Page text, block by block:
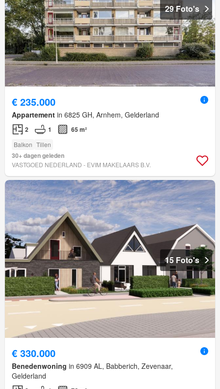
29 Foto's
€ 235.000
Appartement in 6825 GH, Arnhem, Gelderland
2 1 65 m²
Balkon Tillen
30+ dagen geleden
VASTGOED NEDERLAND - EVIM MAKELAARS B.V.
15 Foto's
€ 330.000
Benedenwoning in 6909 AL, Babberich, Zevenaar,
Gelderland